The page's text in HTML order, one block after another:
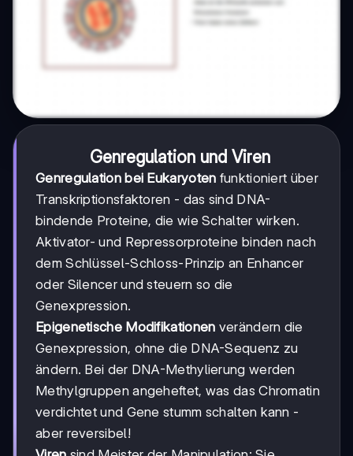
Genregulation und Viren
Genregulation bei Eukaryoten funktioniert über
Transkriptionsfaktoren - das sind DNA-
bindende Proteine, die wie Schalter wirken.
Aktivator- und Repressorproteine binden nach
dem Schlüssel-Schloss-Prinzip an Enhancer
oder Silencer und steuern so die
Genexpression.
Epigenetische Modifikationen verändern die
Genexpression, ohne die DNA-Sequenz zu
ändern. Bei der DNA-Methylierung werden
Methylgruppen angeheftet, was das Chromatin
verdichtet und Gene stumm schalten kann -
aber reversibel!